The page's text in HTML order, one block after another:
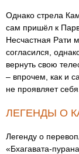
Однако стрела
сам пришёл к
Несчастная Рати
согласился,
вернуть свою
– впрочем, как и
не проявляет себя.
ЛЕГЕНДЫ О
Легенду о
«Бхагавата-